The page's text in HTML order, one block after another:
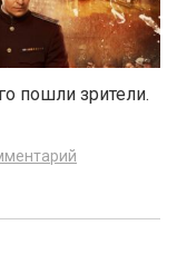
пошли зрители.